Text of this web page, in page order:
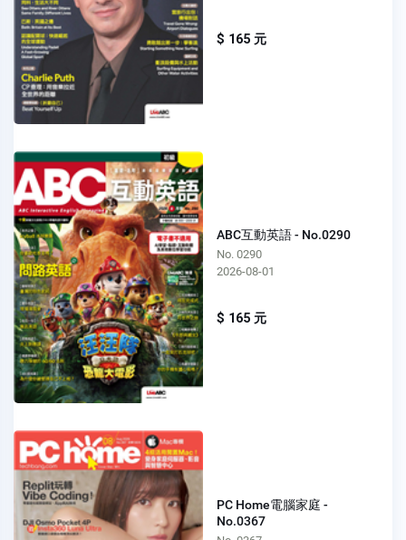
$ 165 元
ABC互動英語 - No.0290
No. 0290
2026-08-01
$ 165 元
PC Home電腦家庭 -
No.0367